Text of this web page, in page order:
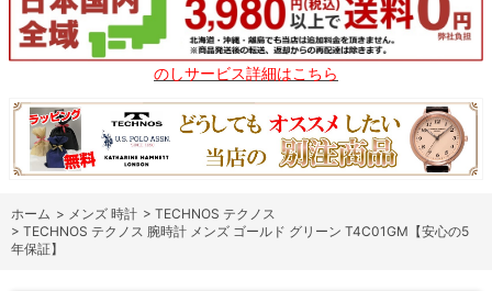
のしサービス詳細はこちら
ホーム > メンズ 時計 > TECHNOS テクノス
> TECHNOS テクノス 腕時計 メンズ ゴールド グリーン T4C01GM【安心の5
年保証】